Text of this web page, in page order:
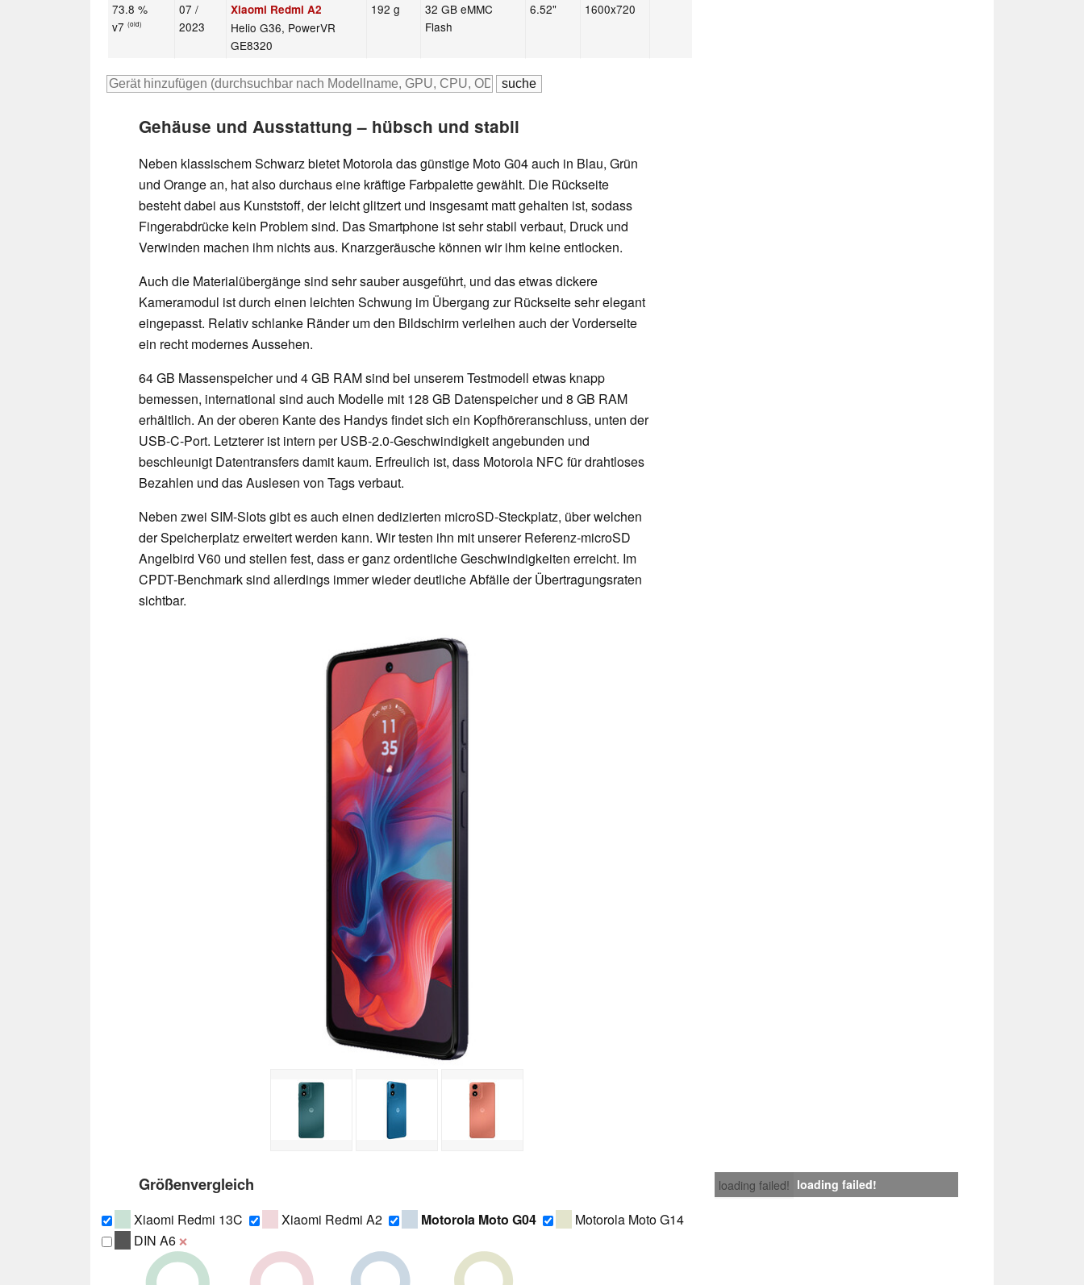
73.8 %
v7(old)
07 /
2023
Xiaomi Redmi A2
Helio G36, PowerVR
GE8320
192 g
32 GB eMMC
Flash
6.52" 1600x720
Gehäuse und Ausstattung – hübsch und stabil
Neben klassischem Schwarz bietet Motorola das günstige Moto G04 auch in Blau, Grün
und Orange an, hat also durchaus eine kräftige Farbpalette gewählt. Die Rückseite
besteht dabei aus Kunststoff, der leicht glitzert und insgesamt matt gehalten ist, sodass
Fingerabdrücke kein Problem sind. Das Smartphone ist sehr stabil verbaut, Druck und
Verwinden machen ihm nichts aus. Knarzgeräusche können wir ihm keine entlocken.
Auch die Materialübergänge sind sehr sauber ausgeführt, und das etwas dickere
Kameramodul ist durch einen leichten Schwung im Übergang zur Rückseite sehr elegant
eingepasst. Relativ schlanke Ränder um den Bildschirm verleihen auch der Vorderseite
ein recht modernes Aussehen.
64 GB Massenspeicher und 4 GB RAM sind bei unserem Testmodell etwas knapp
bemessen, international sind auch Modelle mit 128 GB Datenspeicher und 8 GB RAM
erhältlich. An der oberen Kante des Handys findet sich ein Kopfhöreranschluss, unten der
USB-C-Port. Letzterer ist intern per USB-2.0-Geschwindigkeit angebunden und
beschleunigt Datentransfers damit kaum. Erfreulich ist, dass Motorola NFC für drahtloses
Bezahlen und das Auslesen von Tags verbaut.
Neben zwei SIM-Slots gibt es auch einen dedizierten microSD-Steckplatz, über welchen
der Speicherplatz erweitert werden kann. Wir testen ihn mit unserer Referenz-microSD
Angelbird V60 und stellen fest, dass er ganz ordentliche Geschwindigkeiten erreicht. Im
CPDT-Benchmark sind allerdings immer wieder deutliche Abfälle der Übertragungsraten
sichtbar.
loading failed! loading failed!
Größenvergleich
Xiaomi Redmi 13C Xiaomi Redmi A2 Motorola Moto G04
Motorola Moto G14
DIN A6 ❌